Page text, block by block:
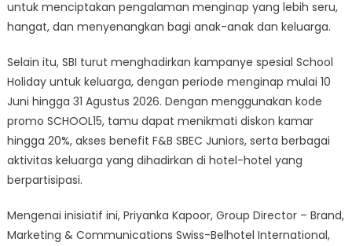
Indah
untuk menciptakan pengalaman menginap yang lebih seru,
hangat, dan menyenangkan bagi anak-anak dan keluarga.
Selain itu, SBI turut menghadirkan kampanye spesial School
Holiday untuk keluarga, dengan periode menginap mulai 10
Juni hingga 31 Agustus 2026. Dengan menggunakan kode
promo SCHOOL15, tamu dapat menikmati diskon kamar
hingga 20%, akses benefit F&B SBEC Juniors, serta berbagai
aktivitas keluarga yang dihadirkan di hotel-hotel yang
berpartisipasi.
Mengenai inisiatif ini, Priyanka Kapoor, Group Director – Brand,
Marketing & Communications Swiss-Belhotel International,